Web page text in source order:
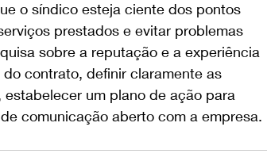
o síndico esteja ciente dos pontos
prestados e evitar problemas
sobre a reputação e a experiência
contrato, definir claramente as
um plano de ação para
comunicação aberto com a empresa.